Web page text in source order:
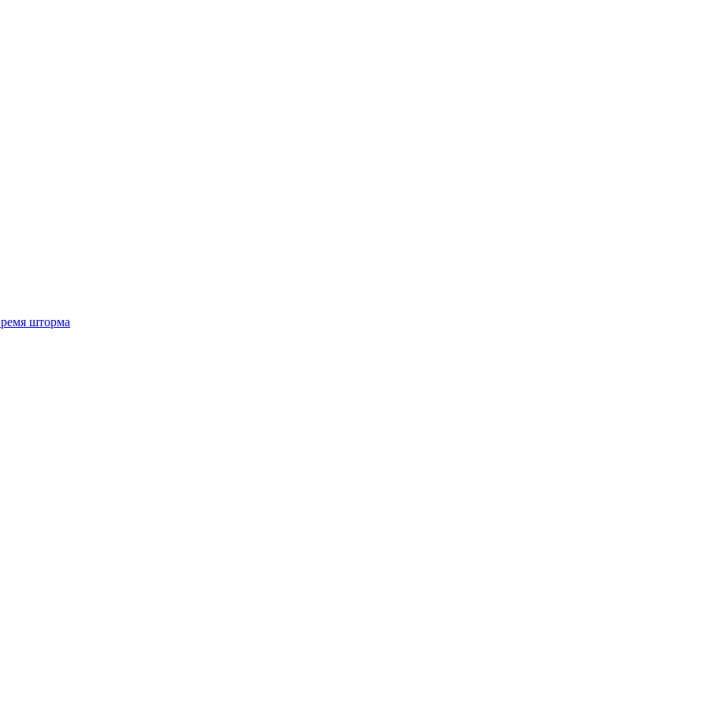
шторма